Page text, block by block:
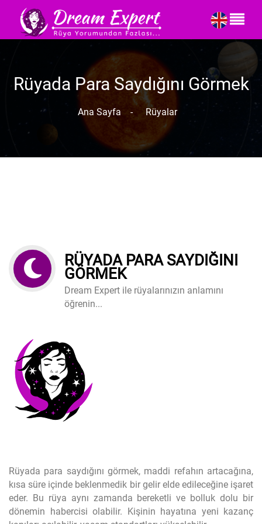
Rüyada Para Saydığını Görmek
Ana Sayfa - Rüyalar
RÜYADA PARA SAYDIĞINI
GÖRMEK
Dream Expert ile rüyalarınızın anlamını
öğrenin...
Rüyada para saydığını görmek, maddi refahın artacağına,
kısa süre içinde beklenmedik bir gelir elde edileceğine işaret
eder. Bu rüya aynı zamanda bereketli ve bolluk dolu bir
dönemin habercisi olabilir. Kişinin hayatına yeni kazanç